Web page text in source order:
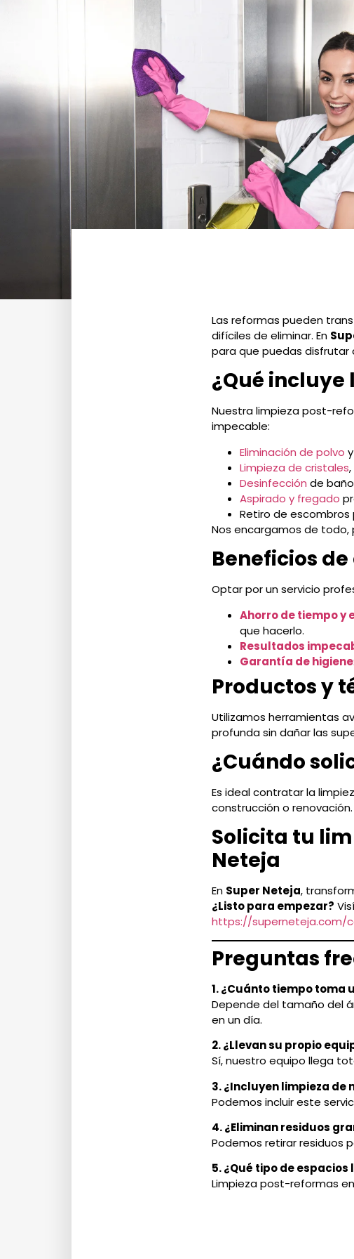
Las reformas pueden
difíciles de eliminar. En
para que puedas disfrutar
¿Qué
Nuestra limpieza post-
impecable:
Eliminación de polvo
Limpieza de cristales
Desinfección de
Aspirado y fregado
Retiro de
Nos encargamos de
Beneficios
Optar por un servicio
Ahorro de tiempo y
que hacerlo.
Resultados
Garantía de higiene
Productos y
Utilizamos herramientas
profunda sin dañar las
¿Cuándo
Es ideal contratar la
construcción o
Solicita tu
Neteja
En Super Neteja,
¿Listo para empezar?
https://superneteja.com/
Preguntas
1. ¿Cuánto tiempo
Depende del tamaño del
en un día.
2. ¿Llevan su propio
Sí, nuestro equipo llega
3. ¿Incluyen limpieza
Podemos incluir este
4. ¿Eliminan residuos
Podemos retirar residuos
5. ¿Qué tipo de espacios
Limpieza post-reformas